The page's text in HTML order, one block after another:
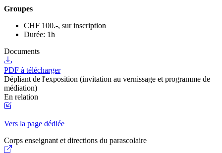
Groupes
CHF 100.-, sur inscription
Durée: 1h
Documents
PDF à télécharger
Dépliant de l'exposition (invitation au vernissage et programme de
médiation)
En relation
Vers la page dédiée
Corps enseignant et directions du parascolaire